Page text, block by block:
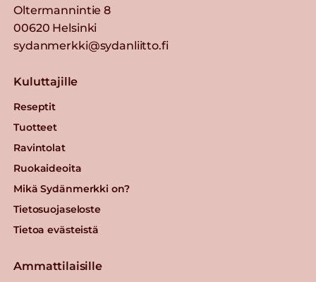
Oltermannintie 8
00620 Helsinki
sydanmerkki@sydanliitto.fi
Kuluttajille
Reseptit
Tuotteet
Ravintolat
Ruokaideoita
Mikä Sydänmerkki on?
Tietosuojaseloste
Tietoa evästeistä
Ammattilaisille